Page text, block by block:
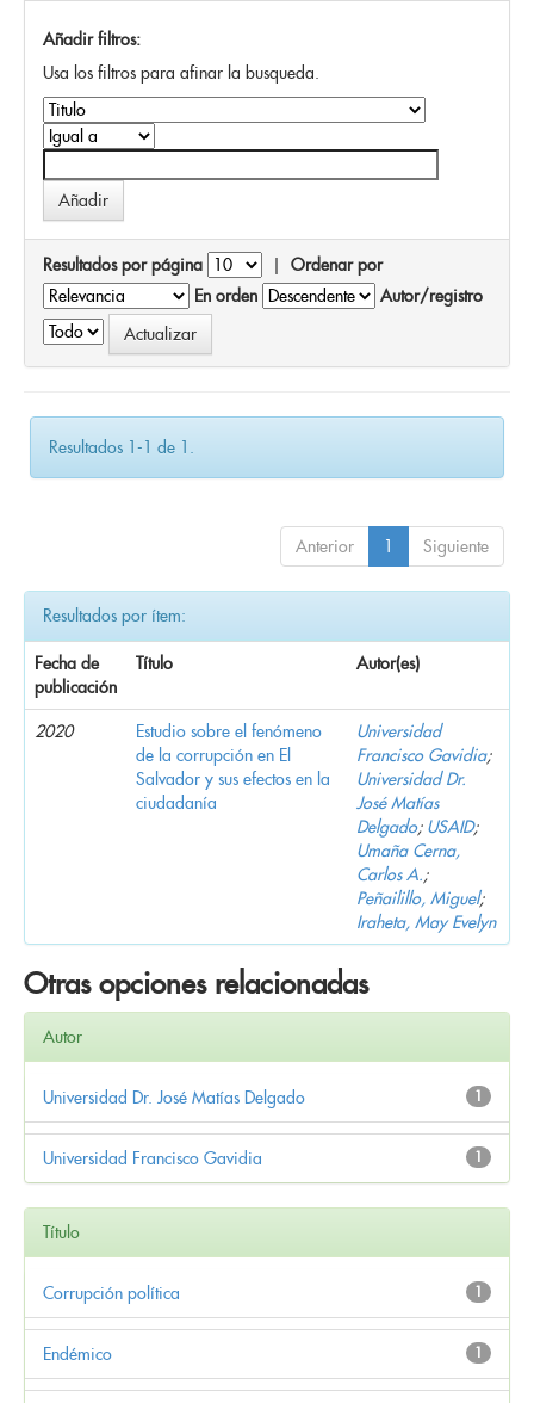
Añadir filtros:
Usa los filtros para afinar la busqueda.
Resultados por página | Ordenar por
En orden
Autor/registro
Resultados 1-1 de 1.
Anterior 1 Siguiente
Resultados por ítem:
Fecha de
publicación
Título Autor(es)
2020
Estudio sobre el fenómeno
de la corrupción en El
Salvador y sus efectos en la
ciudadanía
Universidad
Francisco Gavidia;
Universidad Dr.
José Matías
Delgado; USAID;
Umaña Cerna,
Carlos A.;
Peñailillo, Miguel;
Iraheta, May Evelyn
Otras opciones relacionadas
Autor
1
Universidad Dr. José Matías Delgado
1
Universidad Francisco Gavidia
Título
1
Corrupción política
1
Endémico